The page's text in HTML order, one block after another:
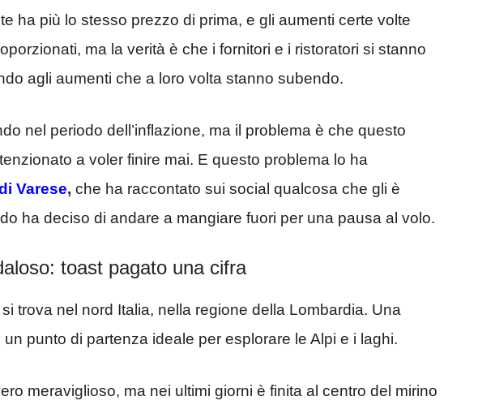
ha più lo stesso prezzo di prima, e gli aumenti certe volte
ma la verità è che i fornitori e i ristoratori si stanno
agli aumenti che a loro volta stanno subendo.
nel periodo dell’inflazione, ma il problema è che questo
a voler finire mai. E questo problema lo ha
Varese, che ha raccontato sui social qualcosa che gli è
ha deciso di andare a mangiare fuori per una pausa al volo.
toast pagato una cifra
trova nel nord Italia, nella regione della Lombardia. Una
punto di partenza ideale per esplorare le Alpi e i laghi.
meraviglioso, ma nei ultimi giorni è finita al centro del mirino